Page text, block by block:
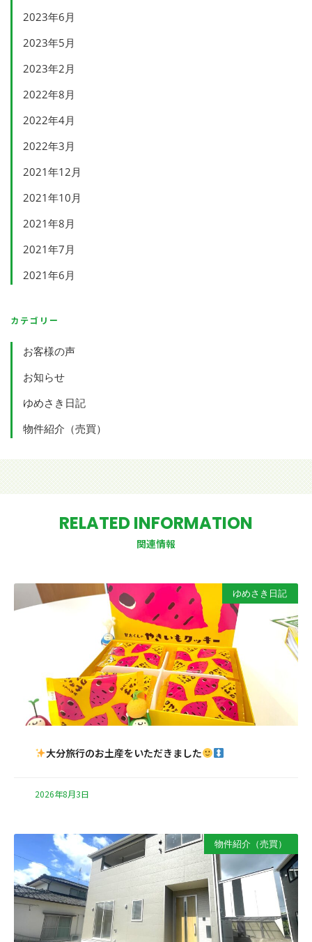
2023年6月
2023年5月
2023年2月
2022年8月
2022年4月
2022年3月
2021年12月
2021年10月
2021年8月
2021年7月
2021年6月
カテゴリー
お客様の声
お知らせ
ゆめさき日記
物件紹介（売買）
RELATED INFORMATION
関連情報
ゆめさき日記
大分旅行のお土産をいただきました
2026年8月3日
物件紹介（売買）